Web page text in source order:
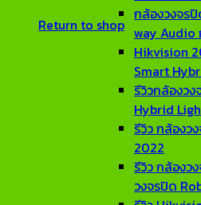
Return to shop
กล้องวงจร
way Audio
Hikvision
Smart
รีวิวกล้องว
Hybrid
รีวิว กล้องว
2022
รีวิว กล้องว
วงจรปิด